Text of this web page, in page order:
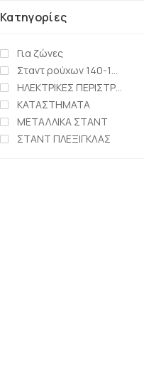
Κατηγορίες
Για ζώνες
Σταντ ρούχων 140-150cm
ΗΛΕΚΤΡΙΚΕΣ ΠΕΡΙΣΤΡΕΦΟΜΕΝΕΣ ΒΑΣΕΙΣ
ΚΑΤΑΣΤΗΜΑΤΑ
ΜΕΤΑΛΛΙΚΑ ΣΤΑΝΤ
ΣΤΑΝΤ ΠΛΕΞΙΓΚΛΑΣ